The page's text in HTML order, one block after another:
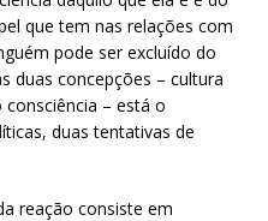
que tem nas relações com
pode ser excluído do
duas concepções – cultura
– está o
duas tentativas de
reação consiste em